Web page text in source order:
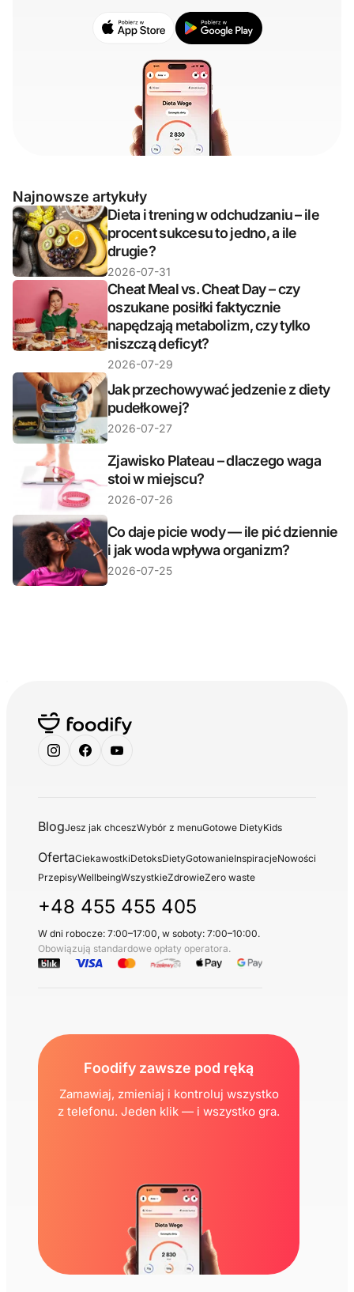
Najnowsze artykuły
Dieta i trening w odchudzaniu – ile
procent sukcesu to jedno, a ile
drugie?
2026-07-31
Cheat Meal vs. Cheat Day – czy
oszukane posiłki faktycznie
napędzają metabolizm, czy tylko
niszczą deficyt?
2026-07-29
Jak przechowywać jedzenie z diety
pudełkowej?
2026-07-27
Zjawisko Plateau – dlaczego waga
stoi w miejscu?
2026-07-26
Co daje picie wody — ile pić dziennie
i jak woda wpływa organizm?
2026-07-25
BlogJesz jak chceszWybór z menuGotowe DietyKids
OfertaCiekawostkiDetoksDietyGotowanieInspiracjeNowości
PrzepisyWellbeingWszystkieZdrowieZero waste
+48 455 455 405
W dni robocze: 7:00–17:00, w soboty: 7:00–10:00.
Obowiązują standardowe opłaty operatora.
Foodify zawsze pod ręką
Zamawiaj, zmieniaj i kontroluj wszystko
z telefonu. Jeden klik — i wszystko gra.